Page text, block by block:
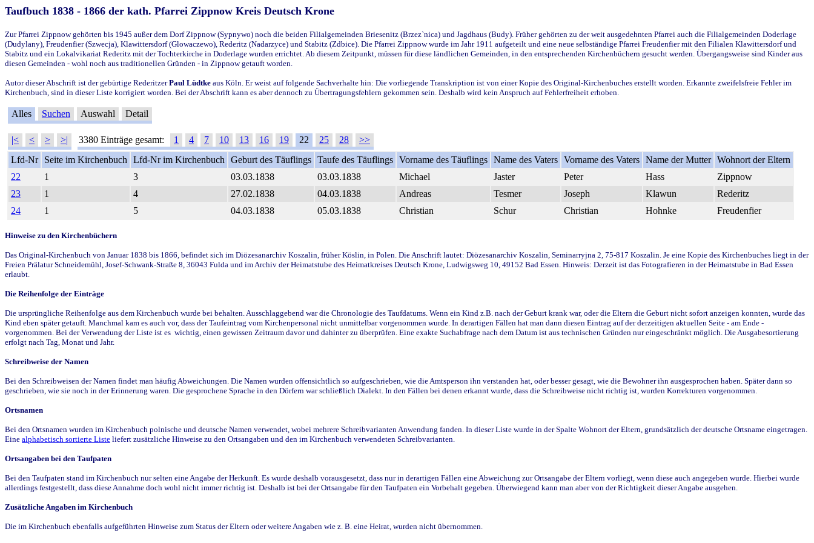
Taufbuch 1838 - 1866 der kath. Pfarrei Zippnow Kreis Deutsch Krone
Zur Pfarrei Zippnow gehörten bis 1945 außer dem Dorf Zippnow (Sypnywo) noch die beiden Filialgemeinden Briesenitz (Brzez`nica) und Jagdhaus (Budy). Früher gehörten zu der weit ausgedehnten Pfarrei auch die Filialgemeinden Doderlage
(Dudylany), Freudenfier (Szwecja), Klawittersdorf (Glowaczewo), Rederitz (Nadarzyce) und Stabitz (Zdbice). Die Pfarrei Zippnow wurde im Jahr 1911 aufgeteilt und eine neue selbständige Pfarrei Freudenfier mit den Filialen Klawittersdorf und
Stabitz und ein Lokalvikariat Rederitz mit der Tochterkirche in Doderlage wurden errichtet. Ab diesem Zeitpunkt, müssen für diese ländlichen Gemeinden, in den entsprechenden Kirchenbüchern gesucht werden. Übergangsweise sind Kinder aus
diesen Gemeinden - wohl noch aus traditionellen Gründen - in Zippnow getauft worden.
Autor dieser Abschrift ist der gebürtige RederitzerPaul Lüdtke aus Köln. Er weist auf folgende Sachverhalte hin: Die vorliegende Transkription ist von einer Kopie des Original-Kirchenbuches erstellt worden. Erkannte zweifelsfreie Fehler im
Kirchenbuch, sind in dieser Liste korrigiert worden. Bei der Abschrift kann es aber dennoch zu Übertragungsfehlern gekommen sein. Deshalb wird kein Anspruch auf Fehlerfreiheit erhoben.
Alles Suchen Auswahl Detail
|< < > >| 3380 Einträge gesamt: 1 4 7 10 13 16 19 22 25 28
>>
Lfd-Nr
Seite im Kirchenbuch Lfd-Nr im Kirchenbuch Geburt des Täuflings Taufe des Täuflings Vorname des Täuflings Name des Vaters Vorname des Vaters Name der Mutter Wohnort der Eltern
22
1 3 03.03.1838 03.03.1838 Michael Jaster Peter Hass
Zippnow
23
1 4 27.02.1838 04.03.1838 Andreas Tesmer Joseph Klawun
Rederitz
24
1 5 04.03.1838 05.03.1838 Christian Schur Christian Hohnke Freudenfier
Hinweise zu den Kirchenbüchern
Das Original-Kirchenbuch von Januar 1838 bis 1866, befindet sich im Diözesanarchiv Koszalin, früher Köslin, in Polen. Die Anschrift lautet: Diözesanarchiv Koszalin, Seminarryjna 2, 75-817 Koszalin. Je eine Kopie des Kirchenbuches liegt in der
Freien Prälatur Schneidemühl, Josef-Schwank-Straße 8, 36043 Fulda und im Archiv der Heimatstube des Heimatkreises Deutsch Krone, Ludwigsweg 10, 49152 Bad Essen. Hinweis: Derzeit ist das Fotografieren in der Heimatstube in Bad Essen
erlaubt.
Die Reihenfolge der Einträge
Die ursprüngliche Reihenfolge aus dem Kirchenbuch wurde bei behalten. Ausschlaggebend war die Chronologie des Taufdatums. Wenn ein Kind z.B. nach der Geburt krank war, oder die Eltern die Geburt nicht sofort anzeigen konnten, wurde das
Kind eben später getauft. Manchmal kam es auch vor, dass der Taufeintrag vom Kirchenpersonal nicht unmittelbar vorgenommen wurde. In derartigen Fällen hat man dann diesen Eintrag auf der derzeitigen aktuellen Seite - am Ende -
vorgenommen. Bei der Verwendung der Liste ist es wichtig, einen gewissen Zeitraum davor und dahinter zu überprüfen. Eine exakte Suchabfrage nach dem Datum ist aus technischen Gründen nur eingeschränkt möglich. Die Ausgabesortierung
erfolgt nach Tag, Monat und Jahr.
Schreibweise der Namen
Bei den Schreibweisen der Namen findet man häufig Abweichungen. Die Namen wurden offensichtlich so aufgeschrieben, wie die Amtsperson ihn verstanden hat, oder besser gesagt, wie die Bewohner ihn ausgesprochen haben. Später dann so
geschrieben, wie sie noch in der Erinnerung waren. Die gesprochene Sprache in den Dörfern war schließlich Dialekt. In den Fällen bei denen erkannt wurde, dass die Schreibweise nicht richtig ist, wurden Korrekturen vorgenommen.
Ortsnamen
Bei den Ortsnamen wurden im Kirchenbuch polnische und deutsche Namen verwendet, wobei mehrere Schreibvarianten Anwendung fanden. In dieser Liste wurde in der Spalte Wohnort der Eltern, grundsätzlich der deutsche Ortsname eingetragen.
Eine alphabetisch sortierte Liste liefert zusätzliche Hinweise zu den Ortsangaben und den im Kirchenbuch verwendeten Schreibvarianten.
Ortsangaben bei den Taufpaten
Bei den Taufpaten stand im Kirchenbuch nur selten eine Angabe der Herkunft. Es wurde deshalb vorausgesetzt, dass nur in derartigen Fällen eine Abweichung zur Ortsangabe der Eltern vorliegt, wenn diese auch angegeben wurde. Hierbei wurde
allerdings festgestellt, dass diese Annahme doch wohl nicht immer richtig ist. Deshalb ist bei der Ortsangabe für den Taufpaten ein Vorbehalt gegeben. Überwiegend kann man aber von der Richtigkeit dieser Angabe ausgehen.
Zusätzliche Angaben im Kirchenbuch
Die im Kirchenbuch ebenfalls aufgeführten Hinweise zum Status der Eltern oder weitere Angaben wie z. B. eine Heirat, wurden nicht übernommen.